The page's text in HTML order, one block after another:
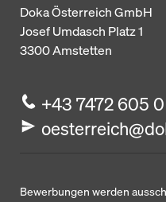
Doka Österreich GmbH
Josef Umdasch Platz 1
3300Amstetten
+43 7472 605 0
Bewerbungen werden